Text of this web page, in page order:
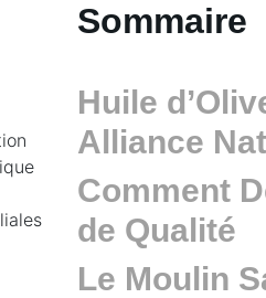
Sommaire
Huile
Alliance
Comment
de Qualité
Le Moulin